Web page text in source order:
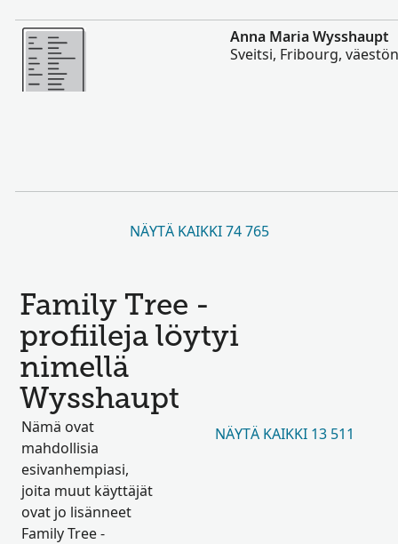
Enemmän
Anna Maria Wysshaupt
Sveitsi, Fribourg,
NÄYTÄ KAIKKI 74 765
Family Tree -
profiileja löytyi
nimellä
Wysshaupt
Nämä ovat
mahdollisia
esivanhempiasi,
joita muut käyttäjät
ovat jo lisänneet
Family Tree -
NÄYTÄ KAIKKI 13 511